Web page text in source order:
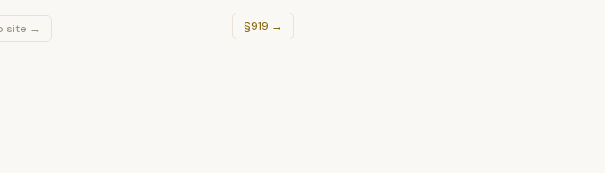
site → §919 →